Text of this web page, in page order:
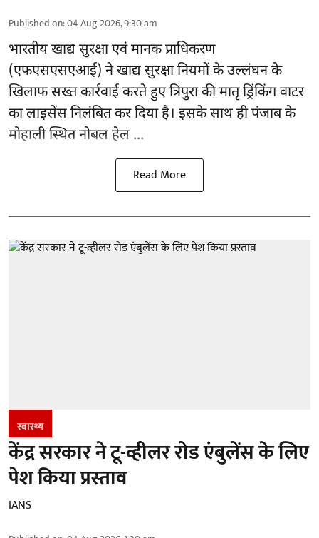
Published on:04 Aug 2026, 9:30 am
भारतीय खाद्य सुरक्षा एवं मानक प्राधिकरण
(एफएसएसएआई) ने खाद्य सुरक्षा नियमों के उल्लंघन के
खिलाफ सख्त कार्रवाई करते हुए त्रिपुरा की मातृ ड्रिंकिंग वाटर
का लाइसेंस निलंबित कर दिया है। इसके साथ ही पंजाब के
मोहाली स्थित नोबल हेल ...
Read More
स्वास्थ्य
केंद्र सरकार ने टू-व्हीलर रोड एंबुलेंस के लिए
पेश किया प्रस्ताव
IANS